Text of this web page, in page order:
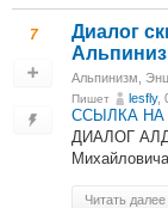
7
Диалог
Альпинизм
Пишет lesfly,
ССЫЛКА НА
ДИАЛОГ
Читать далее